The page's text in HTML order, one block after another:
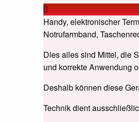
Handy, elektronischer
Notrufarmband,
Dies alles sind Mittel, die
und korrekte Anwendung
Deshalb können diese
Technik dient